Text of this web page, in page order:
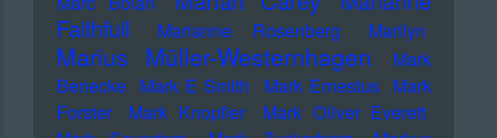
Faithfull
Marianne Rosenberg Marilyn
Marius Müller-Westernhagen
Mark
Benecke Mark E Smith Mark Ernestus Mark
Forster
Mark Knopfler
Mark Oliver Everett